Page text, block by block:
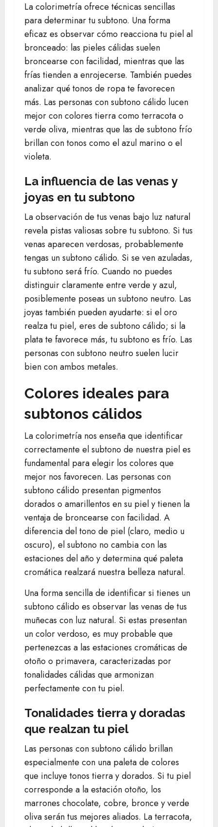
La colorimetría ofrece técnicas sencillas
para determinar tu subtono. Una forma
eficaz es observar cómo reacciona tu piel al
bronceado: las pieles cálidas suelen
broncearse con facilidad, mientras que las
frías tienden a enrojecerse. También puedes
analizar qué tonos de ropa te favorecen
más. Las personas con subtono cálido lucen
mejor con colores tierra como terracota o
verde oliva, mientras que las de subtono frío
brillan con tonos como el azul marino o el
violeta.
La influencia de las venas y
joyas en tu subtono
La observación de tus venas bajo luz natural
revela pistas valiosas sobre tu subtono. Si tus
venas aparecen verdosas, probablemente
tengas un subtono cálido. Si se ven azuladas,
tu subtono será frío. Cuando no puedes
distinguir claramente entre verde y azul,
posiblemente poseas un subtono neutro. Las
joyas también pueden ayudarte: si el oro
realza tu piel, eres de subtono cálido; si la
plata te favorece más, tu subtono es frío. Las
personas con subtono neutro suelen lucir
bien con ambos metales.
Colores ideales para
subtonos cálidos
La colorimetría nos enseña que identificar
correctamente el subtono de nuestra piel es
fundamental para elegir los colores que
mejor nos favorecen. Las personas con
subtono cálido presentan pigmentos
dorados o amarillentos en su piel y tienen la
ventaja de broncearse con facilidad. A
diferencia del tono de piel (claro, medio u
oscuro), el subtono no cambia con las
estaciones del año y determina qué paleta
cromática realzará nuestra belleza natural.
Una forma sencilla de identificar si tienes un
subtono cálido es observar las venas de tus
muñecas con luz natural. Si estas presentan
un color verdoso, es muy probable que
pertenezcas a las estaciones cromáticas de
otoño o primavera, caracterizadas por
tonalidades cálidas que armonizan
perfectamente con tu piel.
Tonalidades tierra y doradas
que realzan tu piel
Las personas con subtono cálido brillan
especialmente con una paleta de colores
que incluye tonos tierra y dorados. Si tu piel
corresponde a la estación otoño, los
marrones chocolate, cobre, bronce y verde
oliva serán tus mejores aliados. La terracota,